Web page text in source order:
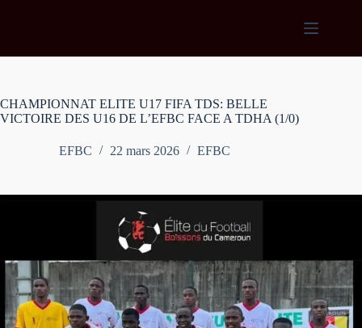
CHAMPIONNAT ELITE U17 FIFA TDS: BELLE
VICTOIRE DES U16 DE L’EFBC FACE A TDHA (1/0)
EFBC 22 mars 2026 EFBC